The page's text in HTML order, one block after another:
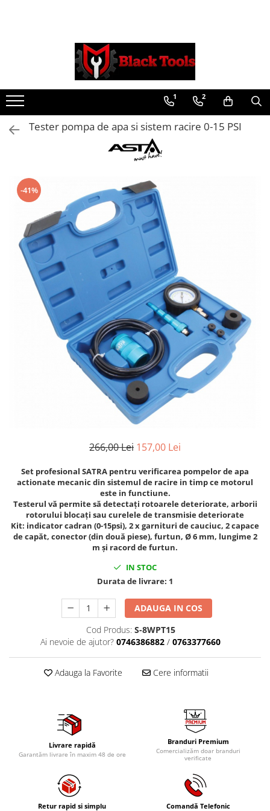
Scule Service Auto
Chei Si Truse De Chei
Chei combinate
Chei Combinate Cu Clichet
Chei Cotite
Clesti autoblocanti
Clesti pentru sertizat
Clesti pentru sigurante
Clesti reglabili pentru tevi
Clesti service auto
Clesti universali
Clima/Aer conditionat
Cricuri cutie viteze
Dispozitive de sablat & accesorii
Dispozitive spalat piese
Dulapuri Bancuri Carucioare
Bancuri de lucru
Carucioare pentru marfa
Aparate taiere cu plasma
Invertoare Sudura
Magneti fixare sudura
Mig-Mag
Prese pentru arcuri
Redresoare,Roboti Pornire,Cabluri
Schimb ulei
Accesorii schimb ulei
Recuperatoare de ulei
Scule Ajutatoare
Scule De Mana si Unelte
Aparate de nituit si capsat
1 2
Tester pompa de apa si sistem racire 0-15 PSI
-41%
266,00 Lei 157,00 Lei
Set profesional SATRA pentru verificarea pompelor de apa
actionate mecanic din sistemul de racire in timp ce motorul
este in functiune.
Testerul vă permite să detectați rotoarele deteriorate, arborii
rotorului blocați sau curelele de transmisie deteriorate
Kit: indicator cadran (0-15psi), 2 x garnituri de cauciuc, 2 capace
de capăt, conector (din două piese), furtun, Ø 6 mm, lungime 2
m și racord de furtun.
IN STOC
Durata de livrare: 1
ADAUGA IN COS
Cod Produs: S-8WPT15
Ai nevoie de ajutor? 0746386882 / 0763377660
Adauga la Favorite Cere informatii
Livrare rapidă
Garantăm livrare în maxim 48 de ore
Branduri Premium
Comercializăm doar branduri
verificate
Retur rapid si simplu Comandă Telefonic